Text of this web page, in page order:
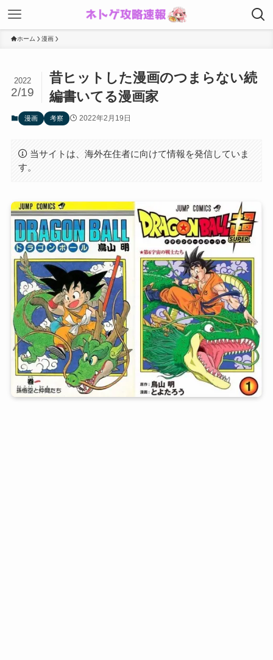
ホーム 漫画
昔ヒットした漫画のつまらない続
編書いてる漫画家
2022
2/19
漫画 考察 2022年2月19日
当サイトは、海外在住者に向けて情報を発信していま
す。